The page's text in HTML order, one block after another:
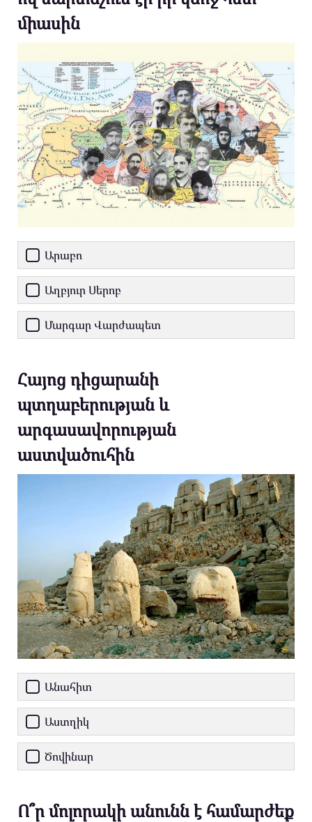
միասին
Արաբո
Աղբյուր Սերոբ
Մարգար Վարժապետ
Հայոց դիցարանի
պտղաբերության և
արգասավորության
աստվածուհին
Անահիտ
Աստղիկ
Ծովինար
Ո՞ր մոլորակի անունն է համարժեք